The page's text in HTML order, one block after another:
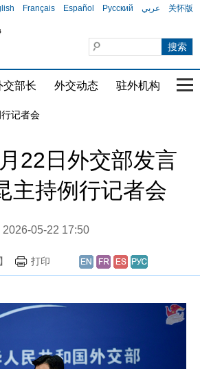
Français Español Русский عربي 关怀版
交部长 外交动态 驻外机构 国
记者会
22日外交部发言
主持例行记者会
2026-05-22 17:50
】 打印